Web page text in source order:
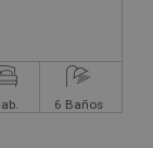
6 Baños